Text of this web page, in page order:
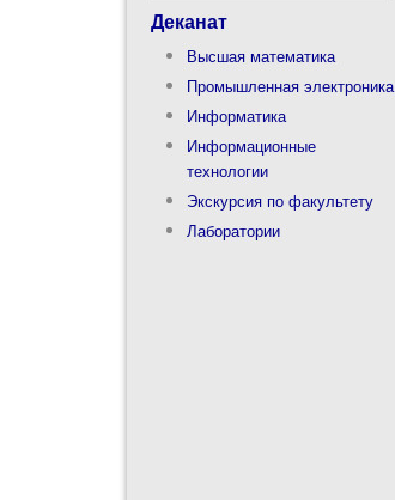
Деканат
Высшая математика
Промышленная электроника
Информатика
Информационные
технологии
Экскурсия по факультету
Лаборатории